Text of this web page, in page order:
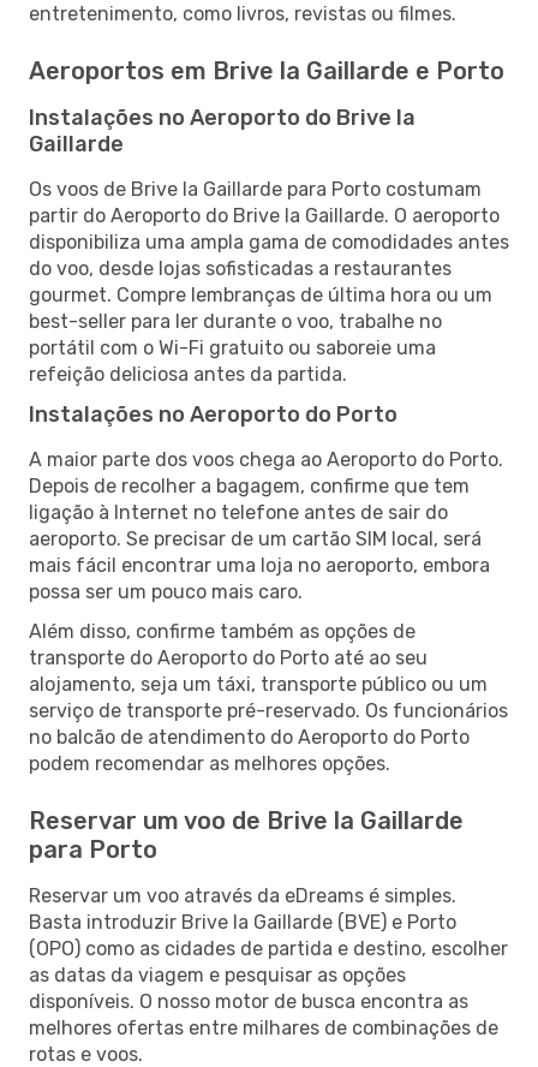
entretenimento, como livros, revistas ou filmes.
Aeroportos em Brive la Gaillarde e Porto
Instalações no Aeroporto do Brive la
Gaillarde
Os voos de Brive la Gaillarde para Porto costumam
partir do Aeroporto do Brive la Gaillarde. O aeroporto
disponibiliza uma ampla gama de comodidades antes
do voo, desde lojas sofisticadas a restaurantes
gourmet. Compre lembranças de última hora ou um
best-seller para ler durante o voo, trabalhe no
portátil com o Wi-Fi gratuito ou saboreie uma
refeição deliciosa antes da partida.
Instalações no Aeroporto do Porto
A maior parte dos voos chega ao Aeroporto do Porto.
Depois de recolher a bagagem, confirme que tem
ligação à Internet no telefone antes de sair do
aeroporto. Se precisar de um cartão SIM local, será
mais fácil encontrar uma loja no aeroporto, embora
possa ser um pouco mais caro.
Além disso, confirme também as opções de
transporte do Aeroporto do Porto até ao seu
alojamento, seja um táxi, transporte público ou um
serviço de transporte pré-reservado. Os funcionários
no balcão de atendimento do Aeroporto do Porto
podem recomendar as melhores opções.
Reservar um voo de Brive la Gaillarde
para Porto
Reservar um voo através da eDreams é simples.
Basta introduzir Brive la Gaillarde (BVE) e Porto
(OPO) como as cidades de partida e destino, escolher
as datas da viagem e pesquisar as opções
disponíveis. O nosso motor de busca encontra as
melhores ofertas entre milhares de combinações de
rotas e voos.